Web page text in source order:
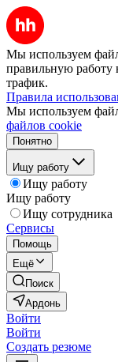
Мы используем
правильную работу
трафик.
Правила
Мы используем
файлов cookie
Понятно
Ищу работу
Ищу работу
Ищу работу
Ищу сотрудника
Сервисы
Помощь
Ещё
Поиск
Ардонь
Войти
Войти
Создать резюме